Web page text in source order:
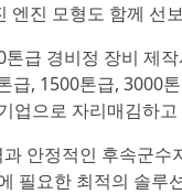
엔진 모형도 함께 선
급 경비정 장비 제
급, 1500톤급, 3000
업으로 자리매김하고
안정적인 후속군
필요한 최적의 솔루